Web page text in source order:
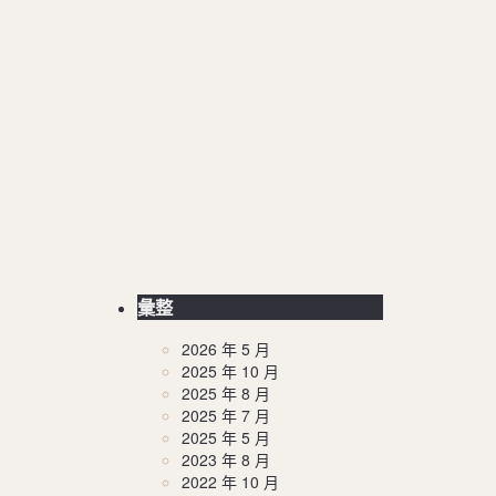
彙整
2026 年 5 月
2025 年 10 月
2025 年 8 月
2025 年 7 月
2025 年 5 月
2023 年 8 月
2022 年 10 月